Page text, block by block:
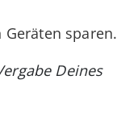
sparen.
Deines